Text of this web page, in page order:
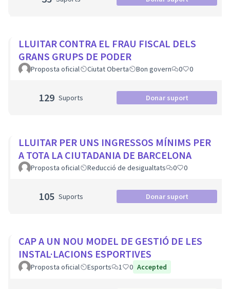
LLUITAR CONTRA EL FRAU FISCAL DELS
GRANS GRUPS DE PODER
Proposta oficial Ciutat Oberta Bon govern 0 0
129 Suports Donar suport
LLUITAR PER UNS INGRESSOS MÍNIMS PER
A TOTA LA CIUTADANIA DE BARCELONA
Proposta oficial Reducció de desigualtats 0 0
105 Suports Donar suport
CAP A UN NOU MODEL DE GESTIÓ DE LES
INSTAL·LACIONS ESPORTIVES
Proposta oficial Esports 1 0 Accepted